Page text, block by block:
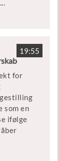
...
og
er
og
UNORD
fra Det
at
19:55
for
som en
ifølge